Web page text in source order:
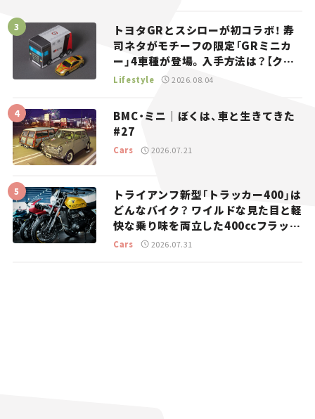
トヨタGRとスシローが初コラボ！ 寿
司ネタがモチーフの限定「GRミニカ
ー」4車種が登場。入手方法は？【クル
マとホビー】
Lifestyle 2026.08.04
BMC・ミニ｜ぼくは、車と生きてきた
#27
Cars 2026.07.21
トライアンフ新型「トラッカー400」は
どんなバイク？ ワイルドな見た目と軽
快な乗り味を両立した400ccフラット
トラッカー【試乗レビュー】
Cars 2026.07.31